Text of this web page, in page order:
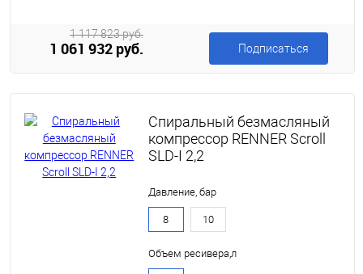
1 061 932 руб.
1 117 823 руб.
Подписаться
Спиральный безмасляный
компрессор RENNER Scroll
SLD-I 2,2
Давление, бар
8 10
Объем ресивера,л